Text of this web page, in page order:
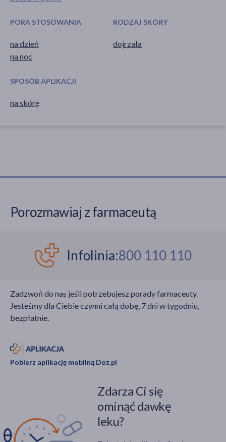
PORA STOSOWANIA
na dzień
na noc
RODZAJ SKÓRY
dojrzała
SPOSÓB APLIKACJI
na skórę
Porozmawiaj z farmaceutą
Infolinia:800 110 110
Zadzwoń do nas jeśli potrzebujesz porady farmaceuty.
Jesteśmy dla Ciebie czynni całą dobę, 7 dni w tygodniu,
bezpłatnie.
Pobierz aplikację mobilną Doz.pl
Zdarza Ci się
ominąć dawkę
leku?